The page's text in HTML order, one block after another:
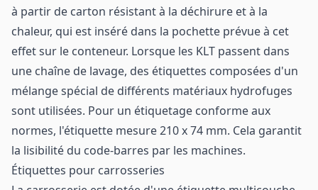
à partir de carton résistant à la déchirure et à la
chaleur, qui est inséré dans la pochette prévue à cet
effet sur le conteneur. Lorsque les KLT passent dans
une chaîne de lavage, des étiquettes composées d'un
mélange spécial de différents matériaux hydrofuges
sont utilisées. Pour un étiquetage conforme aux
normes, l'étiquette mesure 210 x 74 mm. Cela garantit
la lisibilité du code-barres par les machines.
Étiquettes pour carrosseries